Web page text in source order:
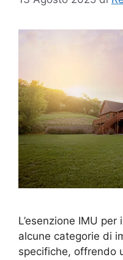
L’esenzione IMU
alcune categorie di
specifiche, offrendo